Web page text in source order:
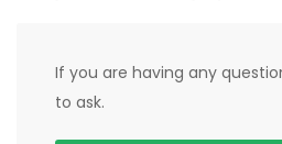
If you are having any
to ask.